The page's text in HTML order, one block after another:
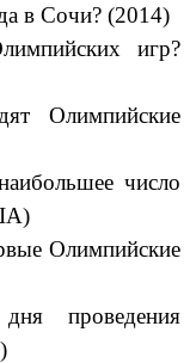
в Сочи? (2014)
игр?
Олимпийские
число
Олимпийские
проведения